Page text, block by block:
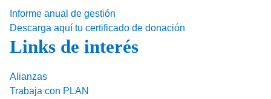
Informe anual de gestión
Descarga aquí tu certificado de donación
Links de interés
Alianzas
Trabaja con PLAN